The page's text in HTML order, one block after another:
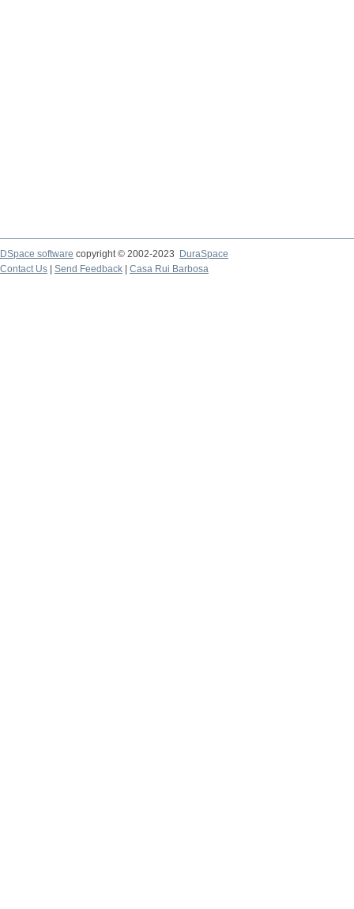
DSpace software copyright © 2002-2023
DuraSpace
Contact Us
Send Feedback Casa Rui Barbosa